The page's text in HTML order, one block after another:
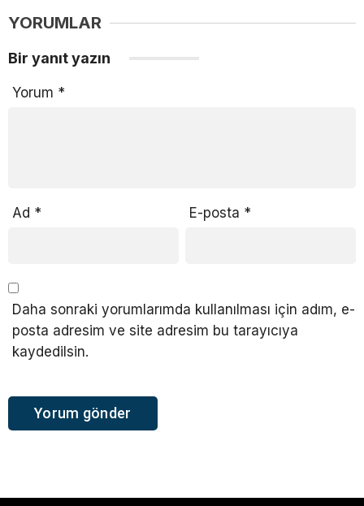
YORUMLAR
Bir yanıt yazın
Yorum *
Ad * E-posta *
Daha sonraki yorumlarımda kullanılması için adım, e-
posta adresim ve site adresim bu tarayıcıya
kaydedilsin.